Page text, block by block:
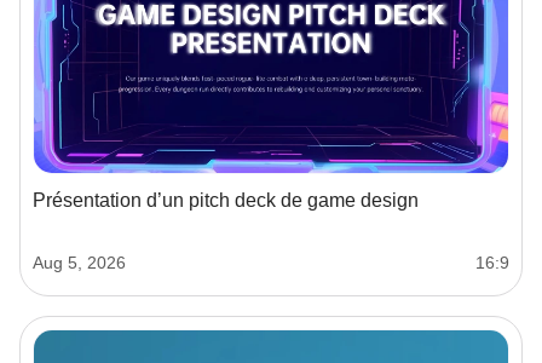
Présentation d’un pitch deck de game design
Aug 5, 2026 16:9